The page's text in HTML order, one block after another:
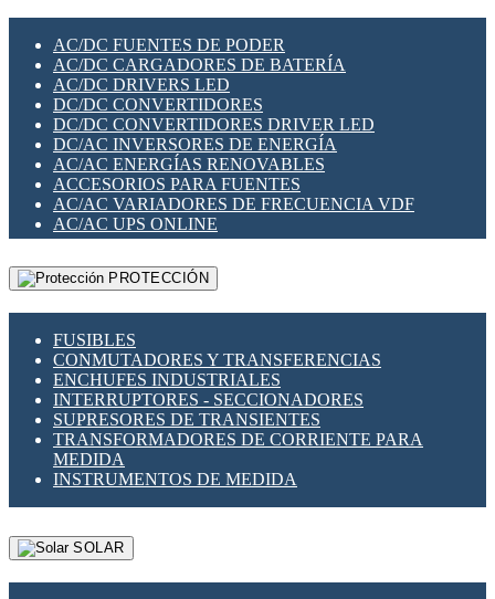
SWITCH Y MICROSWITCH
TARJETAS PI
UNIÓN Y DERIVACIÓN DE CABLE
PLACAS MODULARES IOT
SWITCHES Y REDES WIFI
SOLUCIONES IOT
SOLUCIONES LORAWAN
SOLUCIONES RED CELULAR
SEGURIDAD PARA REDES
SWITCHES LAN
TELEFONÍA IP (VOIP)
VIGILANCIA IP (CCTV)
MESHTASTIC
AC/DC FUENTES DE PODER
AC/DC CARGADORES DE BATERÍA
AC/DC DRIVERS LED
DC/DC CONVERTIDORES
DC/DC CONVERTIDORES DRIVER LED
DC/AC INVERSORES DE ENERGÍA
AC/AC ENERGÍAS RENOVABLES
ACCESORIOS PARA FUENTES
AC/AC VARIADORES DE FRECUENCIA VDF
AC/AC UPS ONLINE
PROTECCIÓN
FUSIBLES
CONMUTADORES Y TRANSFERENCIAS
ENCHUFES INDUSTRIALES
INTERRUPTORES - SECCIONADORES
SUPRESORES DE TRANSIENTES
TRANSFORMADORES DE CORRIENTE PARA
MEDIDA
INSTRUMENTOS DE MEDIDA
SOLAR